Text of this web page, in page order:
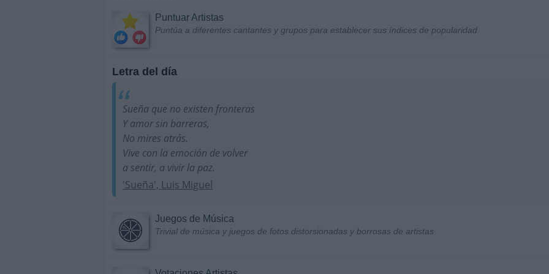
Puntuar Artistas
Puntúa a diferentes cantantes y grupos para establecer sus índices de popularidad
Letra del día
Sueña que no existen fronteras
Y amor sin barreras,
No mires atrás.
Vive con la emoción de volver
a sentir, a vivir la paz.
'Sueña', Luis Miguel
Juegos de Música
Trivial de música y juegos de fotos distorsionadas y borrosas de artistas